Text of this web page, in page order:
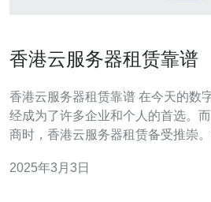
香港云服务器租赁靠谱
香港云服务器租赁靠谱 在今天的数字化时代，云服务器已
经成为了许多企业和个人的首选。
商时，香港云服务器租赁备受推崇
务器的稳定运行提供了有力保障。
2025年3月3日